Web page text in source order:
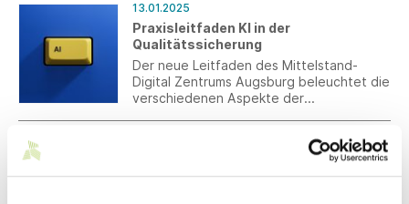
Aufgabe, umfangreiche Berichte über
Nachhaltigkeit und Sorgfaltspflichten zu
erstellen.
13.01.2025
Praxisleitfaden KI in der
Qualitätssicherung
Der neue Leitfaden des Mittelstand-
Digital Zentrums Augsburg beleuchtet die
verschiedenen Aspekte der
Gefährdungsbeurteilung im